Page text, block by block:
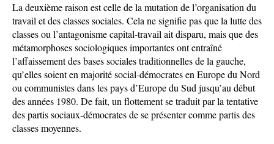
La deuxième raison est celle de la mutation de l’organisation du
travail et des classes sociales. Cela ne signifie pas que la lutte des
classes ou l’antagonisme capital-travail ait disparu, mais que des
métamorphoses sociologiques importantes ont entraîné
l’affaissement des bases sociales traditionnelles de la gauche,
qu’elles soient en majorité social-démocrates en Europe du Nord
ou communistes dans les pays d’Europe du Sud jusqu’au début
des années 1980. De fait, un flottement se traduit par la tentative
des partis sociaux-démocrates de se présenter comme partis des
classes moyennes.